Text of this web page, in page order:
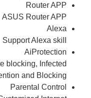
Router APP
ASUS Router APP
Alexa
Support Alexa skill
AiProtection
blocking, Infected
and Blocking
Parental Control